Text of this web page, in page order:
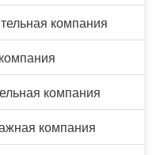
компания
компания
компания